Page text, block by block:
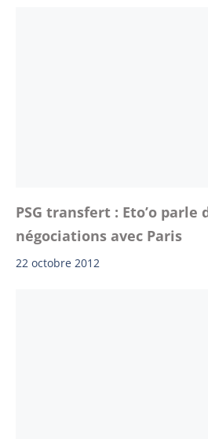
PSG transfert : Eto’o parle
négociations avec Paris
22 octobre 2012